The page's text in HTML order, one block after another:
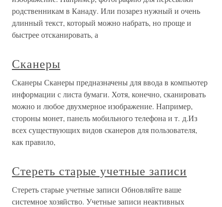
родственникам в Канаду. Или позарез нужный и очень
длинный текст, который можно набрать, но проще и
быстрее отсканировать, а
Сканеры
Сканеры Сканеры предназначены для ввода в компьютер
информации с листа бумаги. Хотя, конечно, сканировать
можно и любое двухмерное изображение. Например,
стороны монет, панель мобильного телефона и т. д.Из
всех существующих видов сканеров для пользователя,
как правило,
Стереть старые учетные записи
Стереть старые учетные записи Обновляйте ваше
системное хозяйство. Учетные записи неактивных